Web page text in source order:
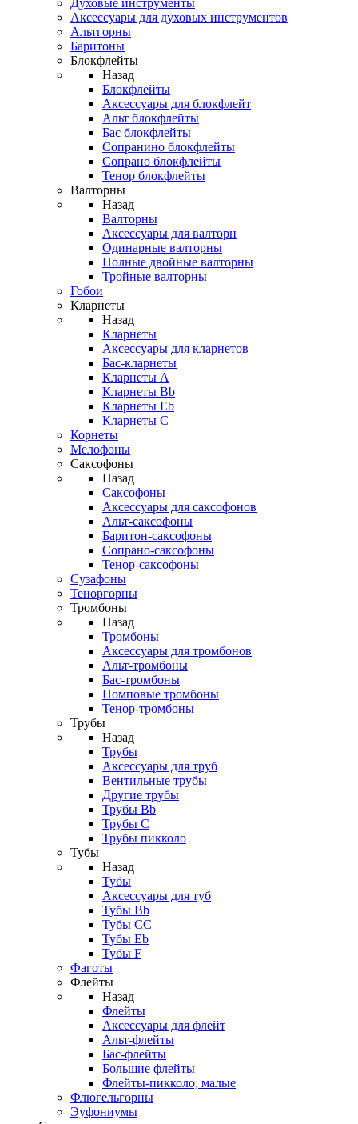
Духовые инструменты
Аксессуары для духовых инструментов
Альтгорны
Баритоны
Блокфлейты
Назад
Блокфлейты
Аксессуары для блокфлейт
Альт блокфлейты
Бас блокфлейты
Сопранино блокфлейты
Сопрано блокфлейты
Тенор блокфлейты
Валторны
Назад
Валторны
Аксессуары для валторн
Одинарные валторны
Полные двойные валторны
Тройные валторны
Гобои
Кларнеты
Назад
Кларнеты
Аксессуары для кларнетов
Бас-кларнеты
Кларнеты A
Кларнеты Bb
Кларнеты Eb
Кларнеты С
Корнеты
Мелофоны
Саксофоны
Назад
Саксофоны
Аксессуары для саксофонов
Альт-саксофоны
Баритон-саксофоны
Сопрано-саксофоны
Тенор-саксофоны
Сузафоны
Теноргорны
Тромбоны
Назад
Тромбоны
Аксессуары для тромбонов
Альт-тромбоны
Бас-тромбоны
Помповые тромбоны
Тенор-тромбоны
Трубы
Назад
Трубы
Аксессуары для труб
Вентильные трубы
Другие трубы
Трубы Bb
Трубы C
Трубы пикколо
Тубы
Назад
Тубы
Аксессуары для туб
Тубы Bb
Тубы CC
Тубы Eb
Тубы F
Фаготы
Флейты
Назад
Флейты
Аксессуары для флейт
Альт-флейты
Бас-флейты
Большие флейты
Флейты-пикколо, малые
Флюгельгорны
Эуфониумы